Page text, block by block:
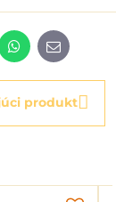
WhatsApp
E-
mail
produkt